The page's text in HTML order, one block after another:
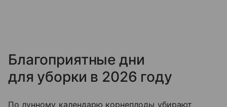
Благоприятные дни
для уборки в 2026 году
По лунному календарю корнеплоды убирают